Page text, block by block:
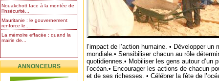
Nouakchott face à la montée de
l’insécurité...
Mauritanie : le gouvernement
renforce le...
La mémoire effacée : quand la
mairie de...
ANNONCEURS
l’impact de l’action humaine. • Développer
mondiale.• Sensibiliser chacun au rôle
quotidiennes.• Mobiliser les gens autour d’un
l’océan.• Encourager les actions de chacun
et de ses richesses. • Célébrer la fête de